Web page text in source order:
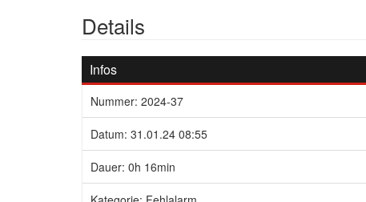
Details
Infos
Nummer: 2024-37
Datum: 31.01.24 08:55
Dauer: 0h 16min